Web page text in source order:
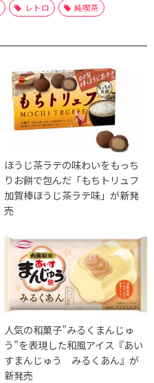
レトロ 純喫茶
ほうじ茶ラテの味わいをもっち
りお餅で包んだ「もちトリュフ
加賀棒ほうじ茶ラテ味」が新発
売
人気の和菓子”みるくまんじゅ
う”を表現した和風アイス『あい
すまんじゅう みるくあん』が
新発売